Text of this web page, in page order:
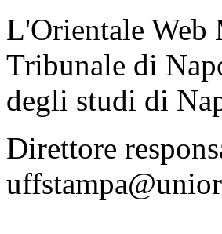
L'Orientale Web
Tribunale di
degli studi di
Direttore